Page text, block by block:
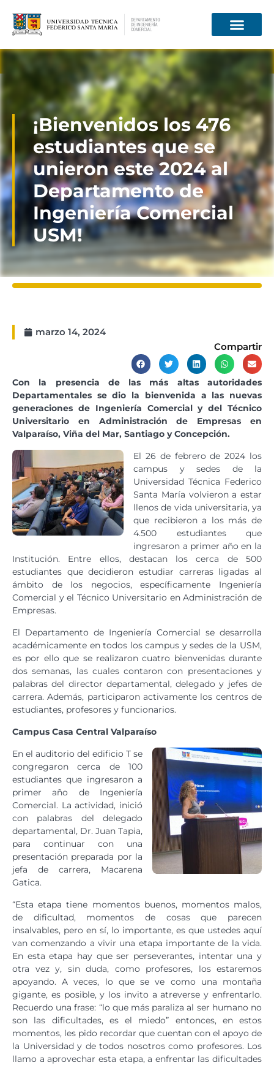
Información para
¡Bienvenidos los 476
estudiantes que se
unieron este 2024 al
Departamento de
Ingeniería Comercial
USM!
marzo 14, 2024
Compartir
Con la presencia de las más altas autoridades
Departamentales se dio la bienvenida a las nuevas
generaciones de Ingeniería Comercial y del Técnico
Universitario en Administración de Empresas en
Valparaíso, Viña del Mar, Santiago y Concepción.
El 26 de febrero de 2024 los
campus y sedes de la
Universidad Técnica Federico
Santa María volvieron a estar
llenos de vida universitaria, ya
que recibieron a los más de
4.500 estudiantes que
ingresaron a primer año en la
Institución. Entre ellos, destacan los cerca de 500
estudiantes que decidieron estudiar carreras ligadas al
ámbito de los negocios, específicamente Ingeniería
Comercial y el Técnico Universitario en Administración de
Empresas.
El Departamento de Ingeniería Comercial se desarrolla
académicamente en todos los campus y sedes de la USM,
es por ello que se realizaron cuatro bienvenidas durante
dos semanas, las cuales contaron con presentaciones y
palabras del director departamental, delegado y jefes de
carrera. Además, participaron activamente los centros de
estudiantes, profesores y funcionarios.
Campus Casa Central Valparaíso
En el auditorio del edificio T se
congregaron cerca de 100
estudiantes que ingresaron a
primer año de Ingeniería
Comercial. La actividad, inició
con palabras del delegado
departamental, Dr. Juan Tapia,
para continuar con una
presentación preparada por la
jefa de carrera, Macarena
Gatica.
“Esta etapa tiene momentos buenos, momentos malos,
de dificultad, momentos de cosas que parecen
insalvables, pero en sí, lo importante, es que ustedes aquí
van comenzando a vivir una etapa importante de la vida.
En esta etapa hay que ser perseverantes, intentar una y
otra vez y, sin duda, como profesores, los estaremos
apoyando. A veces, lo que se ve como una montaña
gigante, es posible, y los invito a atreverse y enfrentarlo.
Recuerdo una frase: “lo que más paraliza al ser humano no
son las dificultades, es el miedo” entonces, en estos
momentos, les pido recordar que cuentan con el apoyo de
la Universidad y de todos nosotros como profesores. Los
llamo a aprovechar esta etapa, a enfrentar las dificultades